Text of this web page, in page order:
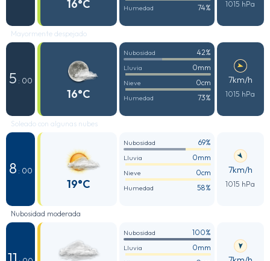
16°C Humedad 74% 1015 hPa
Mayormente despejado
5 : 00
16°C
Nubosidad 42%
Lluvia 0mm
Nieve 0cm
Humedad 73%
7km/h
1015 hPa
Soleado con algunas nubes
8 : 00
19°C
Nubosidad 69%
Lluvia 0mm
Nieve 0cm
Humedad 58%
7km/h
1015 hPa
Nubosidad moderada
Nubosidad 100%
Lluvia 0mm